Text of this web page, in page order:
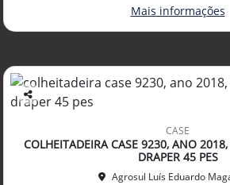
Mais informações
Co
arti
lhe
CASE
COLHEITADEIRA CASE 9230, ANO
DRAPER 45 PES
Agrosul Luís Eduardo